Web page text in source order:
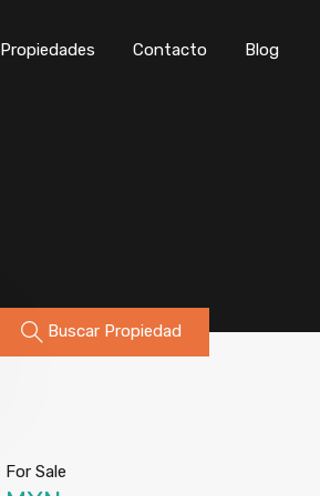
Propiedades Contacto Blog
Buscar Propiedad
For Sale